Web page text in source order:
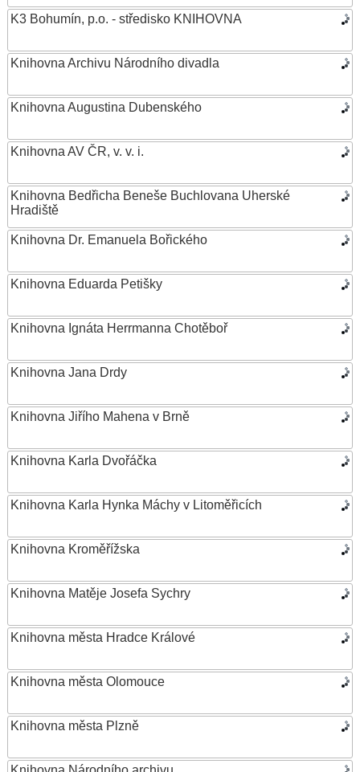
K3 Bohumín, p.o. - středisko KNIHOVNA
Knihovna Archivu Národního divadla
Knihovna Augustina Dubenského
Knihovna AV ČR, v. v. i.
Knihovna Bedřicha Beneše Buchlovana Uherské
Hradiště
Knihovna Dr. Emanuela Bořického
Knihovna Eduarda Petišky
Knihovna Ignáta Herrmanna Chotěboř
Knihovna Jana Drdy
Knihovna Jiřího Mahena v Brně
Knihovna Karla Dvořáčka
Knihovna Karla Hynka Máchy v Litoměřicích
Knihovna Kroměřížska
Knihovna Matěje Josefa Sychry
Knihovna města Hradce Králové
Knihovna města Olomouce
Knihovna města Plzně